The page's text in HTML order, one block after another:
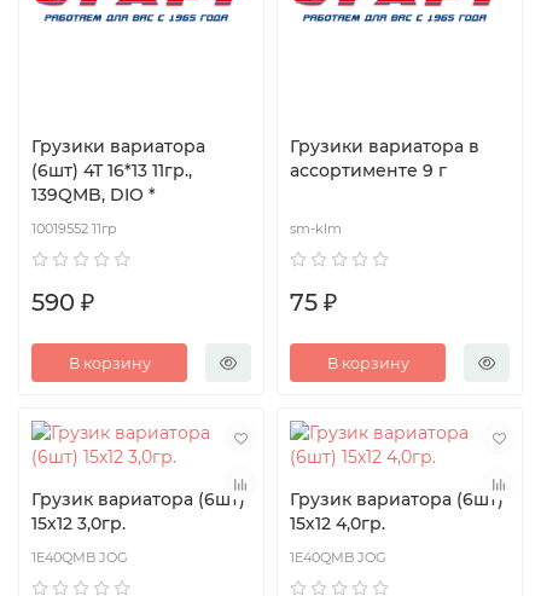
Грузики вариатора
(6шт) 4Т 16*13 11гр.,
139QMB, DIO *
10019552 11гр
590 ₽
В корзину
Грузики вариатора в
ассортименте 9 г
sm-klm
75 ₽
В корзину
Грузик вариатора (6шт)
15х12 3,0гр.
1E40QMB JOG
Грузик вариатора (6шт)
15х12 4,0гр.
1E40QMB JOG